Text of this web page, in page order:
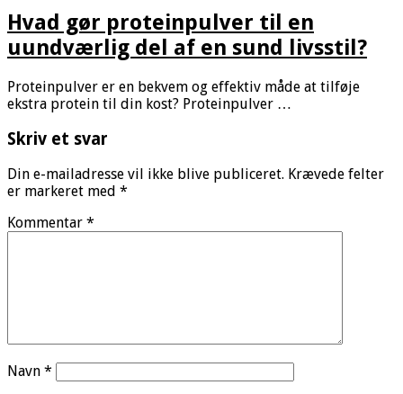
Hvad gør proteinpulver til en
uundværlig del af en sund livsstil?
Proteinpulver er en bekvem og effektiv måde at tilføje
ekstra protein til din kost? Proteinpulver …
Skriv et svar
Din e-mailadresse vil ikke blive publiceret. Krævede felter
er markeret med *
Kommentar *
Navn *